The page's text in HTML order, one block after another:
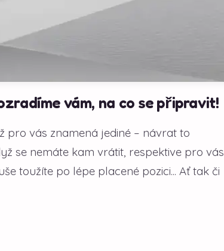
vám, na co se připravit!
pro vás znamená jediné – návrat to
se nemáte kam vrátit, respektive pro vás
toužíte po lépe placené pozici... Ať tak či